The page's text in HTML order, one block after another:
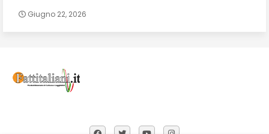
Giugno 22, 2026